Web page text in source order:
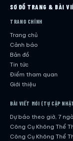
SƠ ĐỒ TRANG & BÀI
TRANG CHÍNH
Trang chủ
Cảnh báo
Bản đồ
Tin tức
Điểm tham quan
Giới thiệu
BÀI VIẾT MỚI (TỰ CẬP
Dự báo theo giờ, 7
Công Cụ Không Thể
Công Cụ Không Thể